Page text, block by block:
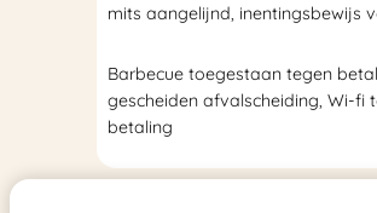
mits aangelijnd, inentingsbewijs
Barbecue toegestaan tegen
gescheiden afvalscheiding, Wi-fi
betaling